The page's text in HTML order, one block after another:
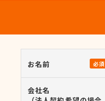
お名前 必須
会社名